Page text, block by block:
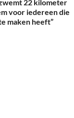
22 kilometer
voor iedereen die
maken heeft”